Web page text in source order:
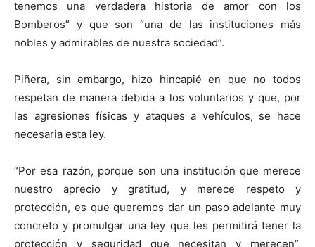
tenemos una verdadera historia de amor con los
Bomberos” y que son “una de las instituciones más
nobles y admirables de nuestra sociedad”.
Piñera, sin embargo, hizo hincapié en que no todos
respetan de manera debida a los voluntarios y que, por
las agresiones físicas y ataques a vehículos, se hace
necesaria esta ley.
“Por esa razón, porque son una institución que merece
nuestro aprecio y gratitud, y merece respeto y
protección, es que queremos dar un paso adelante muy
concreto y promulgar una ley que les permitirá tener la
protección y seguridad que necesitan y merecen”,